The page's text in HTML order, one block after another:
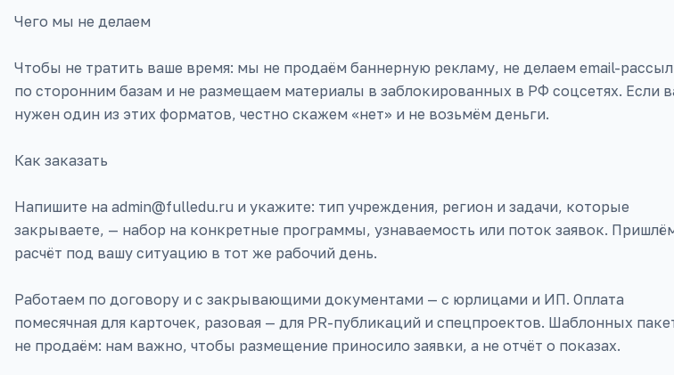
Чего мы не делаем
Чтобы не тратить ваше время: мы не продаём баннерную рекламу, не делаем email-
по сторонним базам и не размещаем материалы в заблокированных в РФ соцсетях. Если
нужен один из этих форматов, честно скажем «нет» и не возьмём деньги.
Как заказать
Напишите на admin@fulledu.ru и укажите: тип учреждения, регион и задачи, которые
закрываете, — набор на конкретные программы, узнаваемость или поток заявок.
расчёт под вашу ситуацию в тот же рабочий день.
Работаем по договору и с закрывающими документами — с юрлицами и ИП. Оплата
помесячная для карточек, разовая — для PR-публикаций и спецпроектов. Шаблонных
не продаём: нам важно, чтобы размещение приносило заявки, а не отчёт о показах.